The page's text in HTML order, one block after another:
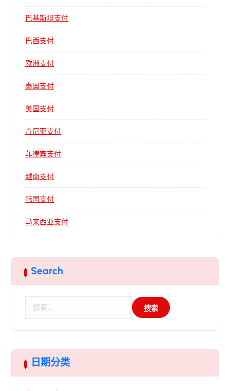
巴基斯坦支付
巴西支付
欧洲支付
泰国支付
美国支付
肯尼亚支付
菲律宾支付
越南支付
韩国支付
马来西亚支付
Search
日期分类